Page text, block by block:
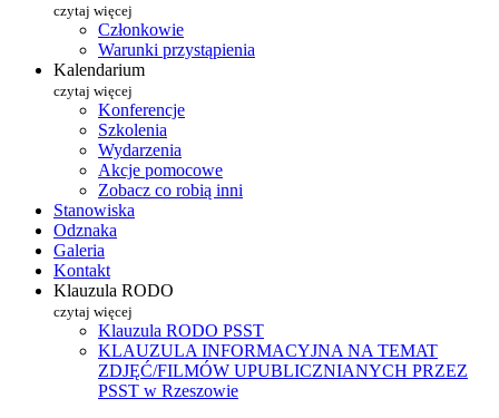
czytaj więcej
Członkowie
Warunki przystąpienia
Kalendarium
czytaj więcej
Konferencje
Szkolenia
Wydarzenia
Akcje pomocowe
Zobacz co robią inni
Stanowiska
Odznaka
Galeria
Kontakt
Klauzula RODO
czytaj więcej
Klauzula RODO PSST
KLAUZULA INFORMACYJNA NA TEMAT
ZDJĘĆ/FILMÓW UPUBLICZNIANYCH PRZEZ
PSST w Rzeszowie